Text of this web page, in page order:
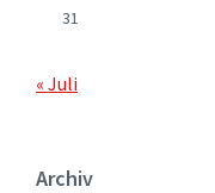
31
« Juli
Archiv